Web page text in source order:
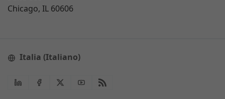
Chicago, IL 60606
Italia (Italiano)